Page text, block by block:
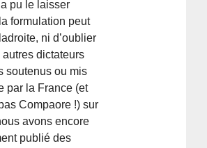
pu le laisser
formulation peut
ni d’oublier
autres dictateurs
soutenus ou mis
par la France (et
Compaore !) sur
avons encore
publié des